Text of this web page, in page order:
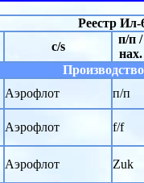
Реестр
c/s
п/п /
нах.
Аэрофлот п/п
Аэрофлот f/f
Аэрофлот Zuk